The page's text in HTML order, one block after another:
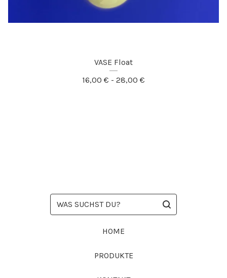
VASE Float
16,00 € - 28,00 €
WAS
SUCHST
HOME
PRODUKTE